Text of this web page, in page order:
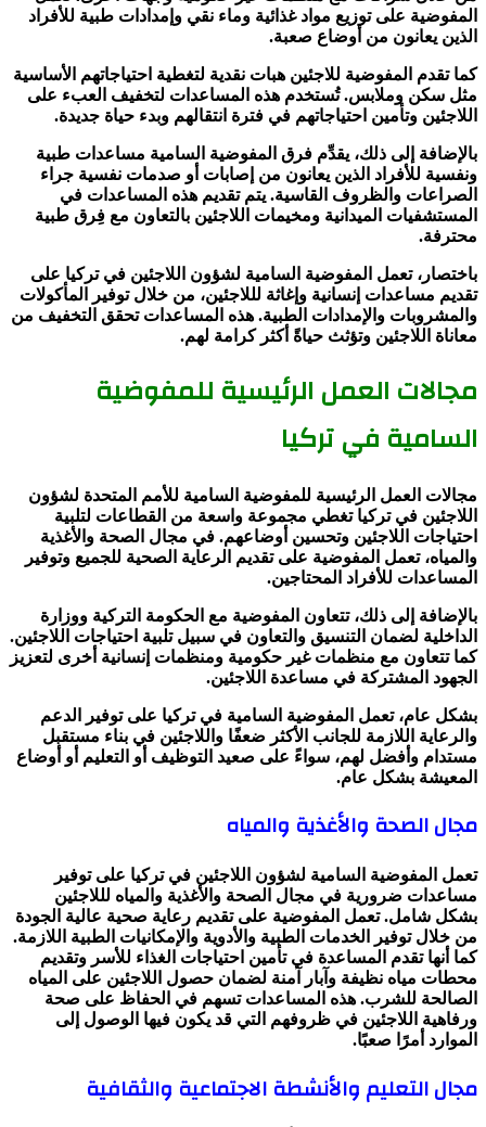
المفوضية على توزيع مواد غذائية وماء نقي وإمدادات طبية للأفراد
الذين يعانون من أوضاع صعبة.
كما تقدم المفوضية للاجئين هبات نقدية لتغطية احتياجاتهم الأساسية
مثل سكن وملابس. تُستخدم هذه المساعدات لتخفيف العبء على
اللاجئين وتأمين احتياجاتهم في فترة انتقالهم وبدء حياة جديدة.
بالإضافة إلى ذلك، يقدِّم فرق المفوضية السامية مساعدات طبية
ونفسية للأفراد الذين يعانون من إصابات أو صدمات نفسية جراء
الصراعات والظروف القاسية. يتم تقديم هذه المساعدات في
المستشفيات الميدانية ومخيمات اللاجئين بالتعاون مع فِرق طبية
محترفة.
باختصار، تعمل المفوضية السامية لشؤون اللاجئين في تركيا على
تقديم مساعدات إنسانية وإغاثة لللاجئين، من خلال توفير المأكولات
والمشروبات والإمدادات الطبية. هذه المساعدات تحقق التخفيف من
معاناة اللاجئين وتؤثث حياةً أكثر كرامة لهم.
مجالات العمل الرئيسية للمفوضية
السامية في تركيا
مجالات العمل الرئيسية للمفوضية السامية للأمم المتحدة لشؤون
اللاجئين في تركيا تغطي مجموعة واسعة من القطاعات لتلبية
احتياجات اللاجئين وتحسين أوضاعهم. في مجال الصحة والأغذية
والمياه، تعمل المفوضية على تقديم الرعاية الصحية للجميع وتوفير
المساعدات للأفراد المحتاجين.
بالإضافة إلى ذلك، تتعاون المفوضية مع الحكومة التركية ووزارة
الداخلية لضمان التنسيق والتعاون في سبيل تلبية احتياجات اللاجئين.
كما تتعاون مع منظمات غير حكومية ومنظمات إنسانية أخرى لتعزيز
الجهود المشتركة في مساعدة اللاجئين.
بشكل عام، تعمل المفوضية السامية في تركيا على توفير الدعم
والرعاية اللازمة للجانب الأكثر ضعفًا واللاجئين في بناء مستقبل
مستدام وأفضل لهم، سواءً على صعيد التوظيف أو التعليم أو أوضاع
المعيشة بشكل عام.
مجال الصحة والأغذية والمياه
تعمل المفوضية السامية لشؤون اللاجئين في تركيا على توفير
مساعدات ضرورية في مجال الصحة والأغذية والمياه لللاجئين
بشكل شامل. تعمل المفوضية على تقديم رعاية صحية عالية الجودة
من خلال توفير الخدمات الطبية والأدوية والإمكانيات الطبية اللازمة.
كما أنها تقدم المساعدة في تأمين احتياجات الغذاء للأسر وتقديم
محطات مياه نظيفة وآبار آمنة لضمان حصول اللاجئين على المياه
الصالحة للشرب. هذه المساعدات تسهم في الحفاظ على صحة
ورفاهية اللاجئين في ظروفهم التي قد يكون فيها الوصول إلى
الموارد أمرًا صعبًا.
مجال التعليم والأنشطة الاجتماعية والثقافية